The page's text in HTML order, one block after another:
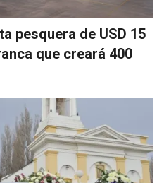
pesquera de USD 15
que creará 400